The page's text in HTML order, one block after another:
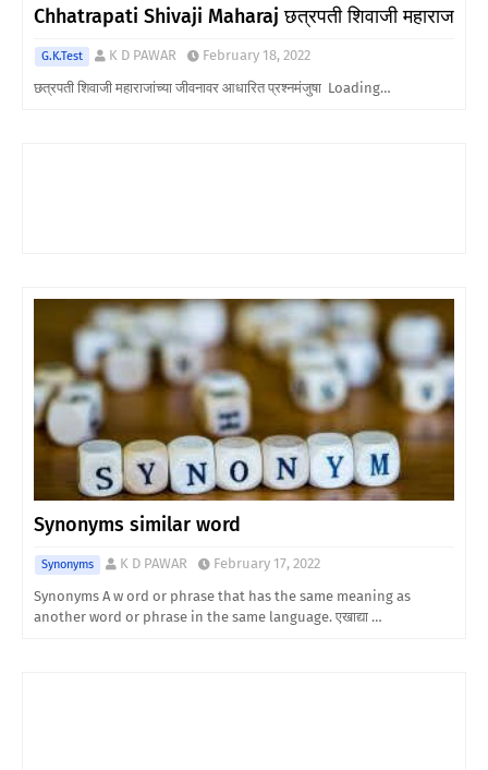
Chhatrapati Shivaji Maharaj छत्रपती शिवाजी महाराज
G.K.Test K D PAWAR
February 18, 2022
छत्रपती शिवाजी महाराजांच्या जीवनावर आधारित प्रश्नमंजुषा Loading…
Synonyms similar word
Synonyms K D PAWAR
February 17, 2022
Synonyms A w ord or phrase that has the same meaning as
another word or phrase in the same language. एखाद्या …